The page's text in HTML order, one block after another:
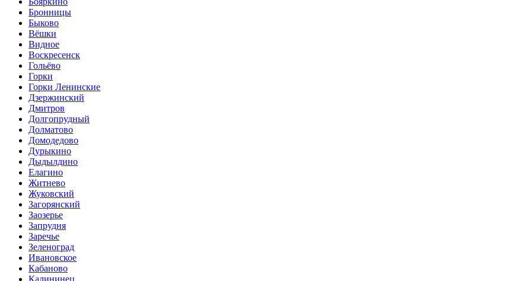
Бронницы
Быково
Вёшки
Видное
Воскресенск
Гольёво
Горки
Горки Ленинские
Дзержинский
Дмитров
Долгопрудный
Долматово
Домодедово
Дурыкино
Дыдылдино
Елагино
Житнево
Жуковский
Загорянский
Заозерье
Запрудня
Заречье
Зеленоград
Ивановское
Кабаново
Калининец